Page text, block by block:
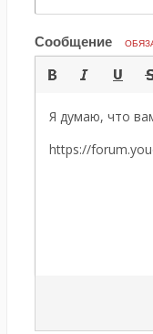
Сообщение
Я думаю, что
https://